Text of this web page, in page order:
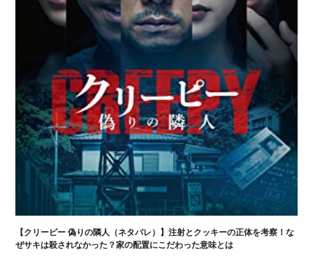
【クリーピー 偽りの隣人（ネタバレ）】注射とクッキーの正体を考察！な
ぜサキは殺されなかった？家の配置にこだわった意味とは